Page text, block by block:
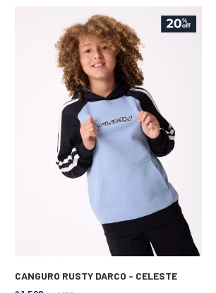
CANGURO RUSTY DARCO - CELESTE